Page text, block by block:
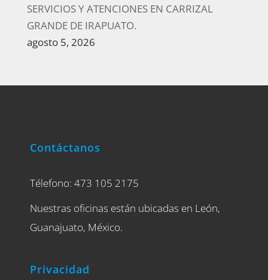
SERVICIOS Y ATENCIONES EN CARRIZAL
GRANDE DE IRAPUATO.
agosto 5, 2026
Contáctanos
Télefono: 473 105 2175
Nuestras oficinas están ubicadas en León,
Guanajuato, México.
Privacidad